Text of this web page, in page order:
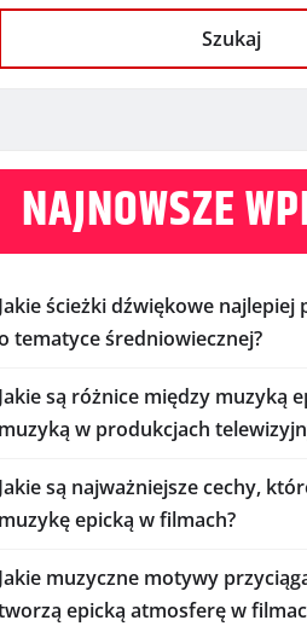
Szukaj
NAJNOWSZE
Jakie ścieżki dźwiękowe
tematyce średniowiecznej?
Jakie są różnice między muzyką
muzyką w produkcjach
Jakie są najważniejsze cechy,
muzykę epicką w filmach?
Jakie muzyczne motywy
epicką atmosferę w